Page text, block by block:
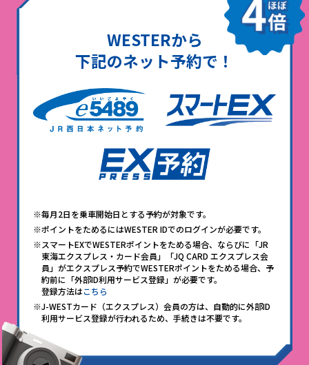
WESTERから
下記のネット予約で！
※毎月2日を乗車開始日とする予約が対象です。
※ポイントをためるにはWESTER IDでのログインが必要です。
※スマートEXでWESTERポイントをためる場合、ならびに「JR
東海エクスプレス・カード会員」「JQ CARD エクスプレス会
員」がエクスプレス予約でWESTERポイントをためる場合、予
約前に「外部ID利用サービス登録」が必要です。
登録方法はこちら
※J-WESTカード（エクスプレス）会員の方は、自動的に外部ID
利用サービス登録が行われるため、手続きは不要です。